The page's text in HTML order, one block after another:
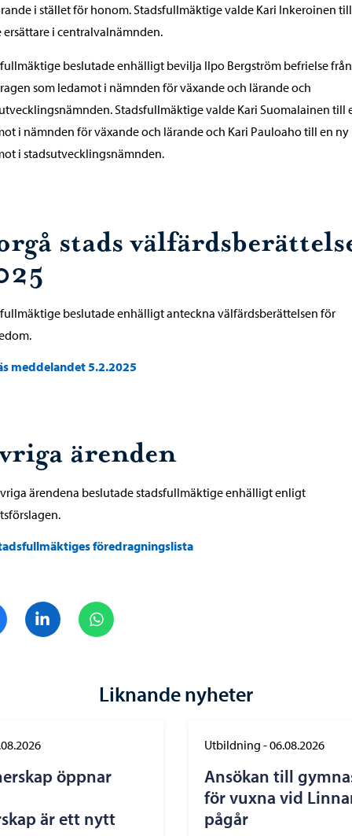
i stället för honom. Stadsfullmäktige valde Kari Inkeroinen till
ersättare i centralvalnämnden.
beslutade enhälligt bevilja Ilpo Bergström befrielse från
som ledamot i nämnden för växande och lärande och
Stadsfullmäktige valde Kari Suomalainen till
i nämnden för växande och lärande och Kari Pauloaho till en ny
i stadsutvecklingsnämnden.
stads
beslutade enhälligt anteckna välfärdsberättelsen för
meddelandet 5.2.2025
ärenden
ärendena beslutade stadsfullmäktige enhälligt enligt
föredragningslista
Dela på FacebookDela på LinkedIn
Liknande nyheter
öppnar
är ett nytt
Utbildning -06.08.2026
Ansökan till
för vuxna vid
pågår